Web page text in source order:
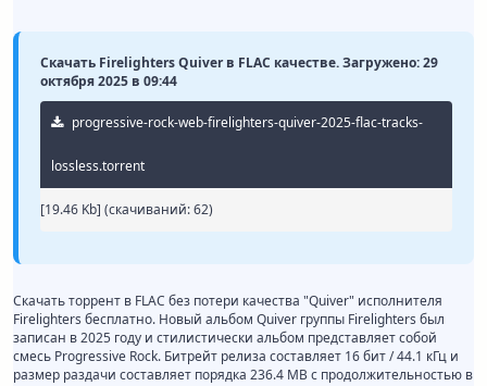
Скачать Firelighters Quiver в FLAC качестве. Загружено: 29
октября 2025 в 09:44
progressive-rock-web-firelighters-quiver-2025-flac-tracks-
lossless.torrent
[19.46 Kb] (cкачиваний: 62)
Скачать торрент в FLAC без потери качества "Quiver" исполнителя
Firelighters бесплатно. Новый альбом Quiver группы Firelighters был
записан в 2025 году и стилистически альбом представляет собой
смесь Progressive Rock. Битрейт релиза составляет 16 бит / 44.1 кГц и
размер раздачи составляет порядка 236.4 MB с продолжительностью в